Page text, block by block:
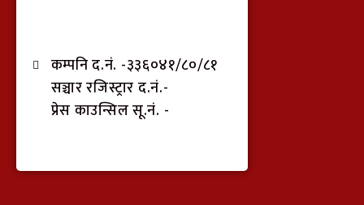
कम्पनि द.नं. -३३६०४१/८०/८१
सञ्चार रजिस्ट्रार द.नं.-
प्रेस काउन्सिल सू.नं. -